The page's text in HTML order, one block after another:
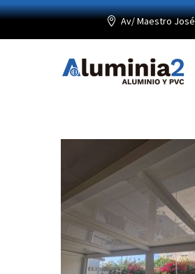
Av/ Maestro José